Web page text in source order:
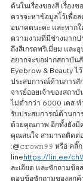
ต้นในเรื่องของสี เรื่อง
ควรจะหาข้อมูลไ้ว้เพื่อ
อนาคตนะคะ และหาก
ความงามที่มีช่างมากป
ถึงสีเกรดพรีเมี่ยม และ
อยากจะขอฝากสถาบัน
Eyebrow & Beauty ไ
ประสบการณ์ด้านการสั
จารย์ออยเจ้าของสถา
ไม่ต่ำกว่า 6000 เคส ท
รับประสบการณ์ด้านกา
ด้วยคุณภาพ อีกทั้งยังมี
คุณสนใจ สามารถติดต่
:@𝚌𝚛𝚘𝚠𝚗𝟿𝟿 หรือ คลิ๊ก
linehttps://lin.ee/
ละเอียด และซักถามข้
ตอบข้อซักถามของลูกค้